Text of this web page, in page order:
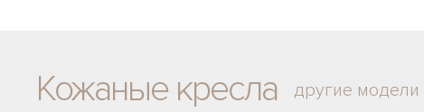
Кожаные кресла другие модели